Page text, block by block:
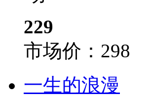
229
市场价： 298
一生的浪漫